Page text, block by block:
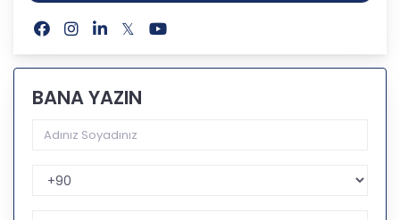
BANA YAZIN
Telefon Kodu